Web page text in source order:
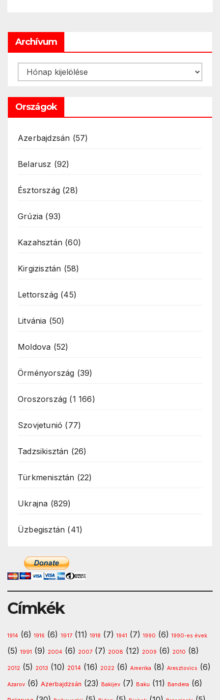
Archívum
Archívum
Országok
Azerbajdzsán (57)
Belarusz (92)
Észtország (28)
Grúzia (93)
Kazahsztán (60)
Kirgizisztán (58)
Lettország (45)
Litvánia (50)
Moldova (52)
Örményország (39)
Oroszország (1 166)
Szovjetunió (77)
Tadzsikisztán (26)
Türkmenisztán (22)
Ukrajna (829)
Üzbegisztán (41)
Címkék
1914 (6) 1916 (6) 1917 (11) 1918 (7) 1941 (7) 1990 (6) 1990-es évek
(5) 1991 (9) 2004 (6) 2007 (7) 2008 (12) 2009 (6) 2010 (8)
2012 (5) 2013 (10) 2014 (16) 2022 (6) Amerika (8) Aresztovics (6)
Azarov (6) Azerbajdzsán (23) Bakijev (7) Baku (11) Bandera (6)